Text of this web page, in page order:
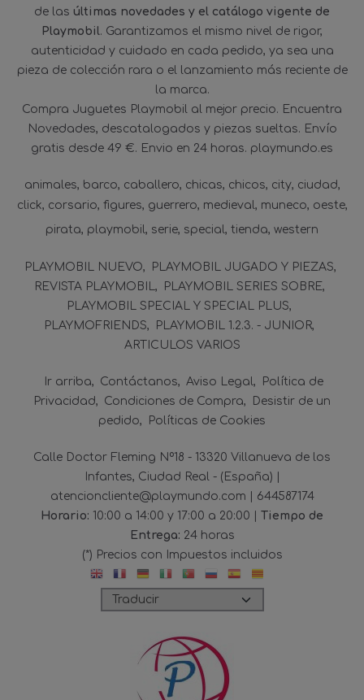
de las últimas novedades y el catálogo vigente de
Playmobil. Garantizamos el mismo nivel de rigor,
autenticidad y cuidado en cada pedido, ya sea una
pieza de colección rara o el lanzamiento más reciente de
la marca.
Compra Juguetes Playmobil al mejor precio. Encuentra
Novedades, descatalogados y piezas sueltas. Envío
gratis desde 49 €. Envio en 24 horas. playmundo.es
animales barco caballero chicas chicos city ciudad
click corsario figures guerrero medieval muneco oeste
pirata playmobil serie special tienda western
PLAYMOBIL NUEVO
PLAYMOBIL JUGADO Y PIEZAS
REVISTA PLAYMOBIL
PLAYMOBIL SERIES SOBRE
PLAYMOBIL SPECIAL Y SPECIAL PLUS
PLAYMOFRIENDS
PLAYMOBIL 1.2.3. - JUNIOR
ARTICULOS VARIOS
Ir arriba Contáctanos Aviso Legal
Política de
Privacidad
Condiciones de Compra
Desistir de un
pedido
Políticas de Cookies
Calle Doctor Fleming Nº18 - 13320 Villanueva de los
Infantes, Ciudad Real - (España) |
atencioncliente@playmundo.com | 644587174
Horario: 10:00 a 14:00 y 17:00 a 20:00 | Tiempo de
Entrega: 24 horas
(*) Precios con Impuestos incluidos